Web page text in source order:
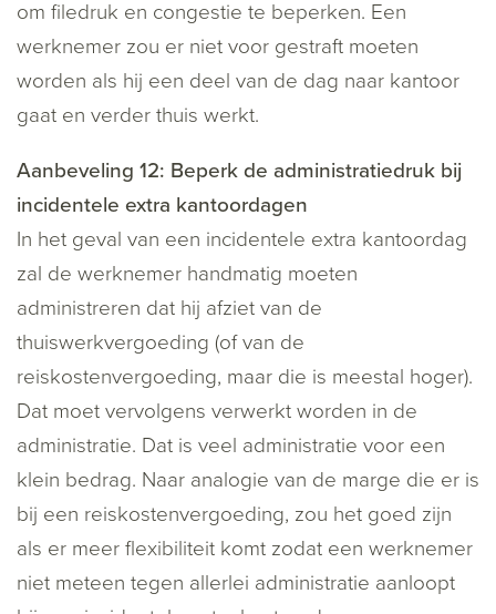
om filedruk en congestie te beperken. Een
werknemer zou er niet voor gestraft moeten
worden als hij een deel van de dag naar kantoor
gaat en verder thuis werkt.
Aanbeveling 12: Beperk de administratiedruk bij
incidentele extra kantoordagen
In het geval van een incidentele extra kantoordag
zal de werknemer handmatig moeten
administreren dat hij afziet van de
thuiswerkvergoeding (of van de
reiskostenvergoeding, maar die is meestal hoger).
Dat moet vervolgens verwerkt worden in de
administratie. Dat is veel administratie voor een
klein bedrag. Naar analogie van de marge die er is
bij een reiskostenvergoeding, zou het goed zijn
als er meer flexibiliteit komt zodat een werknemer
niet meteen tegen allerlei administratie aanloopt